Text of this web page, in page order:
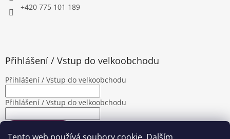
+420 775 101 189
Přihlášení / Vstup do velkoobchodu
Přihlášení / Vstup do velkoobchodu
Přihlášení / Vstup do velkoobchodu